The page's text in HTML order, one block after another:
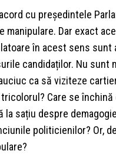
cu președintele
manipulare. Dar exact
în acest sens
candidaților. Nu sunt
ca să viziteze
Care se
la sațiu despre
politicienilor? Or,